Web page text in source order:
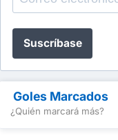
Suscríbase
Goles Marcados
¿Quién marcará más?